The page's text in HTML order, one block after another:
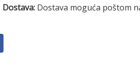
Dostava: Dostava moguća poštom